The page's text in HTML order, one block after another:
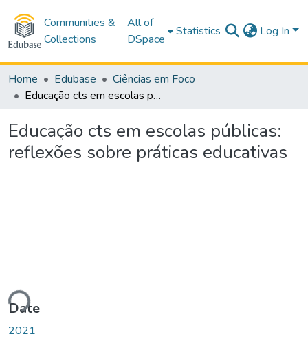
Communities &
Collections
All of
DSpace
Statistics Log In
Home Edubase
Ciências em Foco
Educação cts em escolas públicas: reflexões sobre práticas educativas
Educação cts em escolas públicas:
reflexões sobre práticas educativas
Date
2021